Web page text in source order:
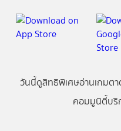
วันนี้ดูสิทธิพิเศษอ่านเกมต
คอมมูนิตี้บริ